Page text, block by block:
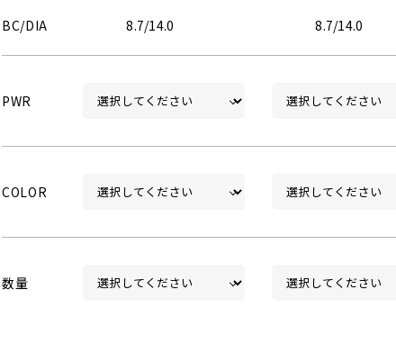
BC/DIA 8.7/14.0 8.7/14.0
PWR
COLOR
数量